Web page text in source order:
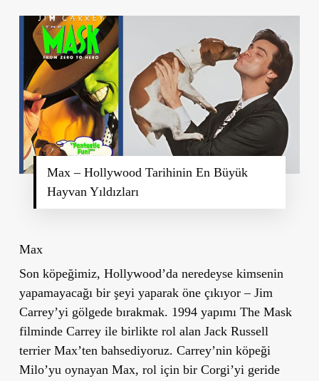
Max – Hollywood Tarihinin En Büyük
Hayvan Yıldızları
Max
Son köpeğimiz, Hollywood’da neredeyse kimsenin
yapamayacağı bir şeyi yaparak öne çıkıyor – Jim
Carrey’yi gölgede bırakmak. 1994 yapımı The Mask
filminde Carrey ile birlikte rol alan Jack Russell
terrier Max’ten bahsediyoruz. Carrey’nin köpeği
Milo’yu oynayan Max, rol için bir Corgi’yi geride